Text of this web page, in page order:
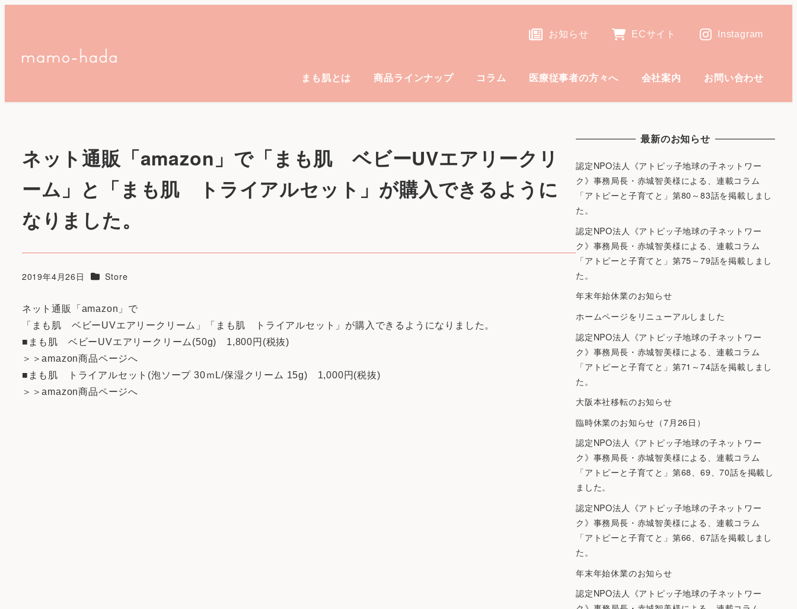
お知らせ ECサイト Instagram
まも肌とは 商品ラインナップ コラム 医療従事者の方々へ 会社案内 お問い合わせ
ネット通販「amazon」で「まも肌 ベビーUVエアリークリ
ーム」と「まも肌 トライアルセット」が購入できるように
なりました。
投稿日
2019年4月26日 カテゴリー
Store
ネット通販「amazon」で
「まも肌 ベビーUVエアリークリーム」「まも肌 トライアルセット」が購入できるようになりました。
■まも肌 ベビーUVエアリークリーム(50g) 1,800円(税抜)
＞＞amazon商品ページへ
■まも肌 トライアルセット(泡ソープ 30ｍL/保湿クリーム 15g) 1,000円(税抜)
＞＞amazon商品ページへ
最新のお知らせ
認定NPO法人《アトピッ子地球の子ネットワー
ク》事務局長・赤城智美様による、連載コラム
「アトピーと子育てと」第80～83話を掲載しまし
た。
認定NPO法人《アトピッ子地球の子ネットワー
ク》事務局長・赤城智美様による、連載コラム
「アトピーと子育てと」第75～79話を掲載しまし
た。
年末年始休業のお知らせ
ホームページをリニューアルしました
認定NPO法人《アトピッ子地球の子ネットワー
ク》事務局長・赤城智美様による、連載コラム
「アトピーと子育てと」第71～74話を掲載しまし
た。
大阪本社移転のお知らせ
臨時休業のお知らせ（7月26日）
認定NPO法人《アトピッ子地球の子ネットワー
ク》事務局長・赤城智美様による、連載コラム
「アトピーと子育てと」第68、69、70話を掲載し
ました。
認定NPO法人《アトピッ子地球の子ネットワー
ク》事務局長・赤城智美様による、連載コラム
「アトピーと子育てと」第66、67話を掲載しまし
た。
年末年始休業のお知らせ
認定NPO法人《アトピッ子地球の子ネットワー